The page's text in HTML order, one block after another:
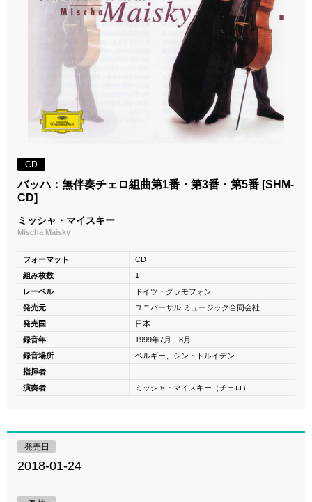
CD
バッハ：無伴奏チェロ組曲第1番・第3番・第5番 [SHM-
CD]
ミッシャ・マイスキー
Mischa Maisky
フォーマット
CD
組み枚数
1
レーベル
ドイツ・グラモフォン
発売元
ユニバーサル ミュージック合同会社
発売国
日本
録音年
1999年7月、8月
録音場所
ベルギー、シントトルイデン
指揮者
演奏者
ミッシャ・マイスキー（チェロ）
発売日
2018-01-24